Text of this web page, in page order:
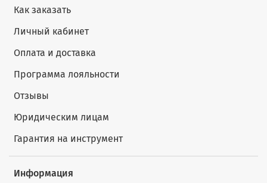
Как заказать
Личный кабинет
Оплата и доставка
Программа лояльности
Отзывы
Юридическим лицам
Гарантия на инструмент
Информация